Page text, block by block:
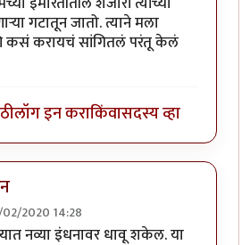
गटातून जातो. त्याने मला
कसं करायचं सांगितलं परंतू केलं
लॉग इन कराकिंवासदस्य व्हा
02/2020 14:28
नव्या इंधनावर धावू शकेल. या